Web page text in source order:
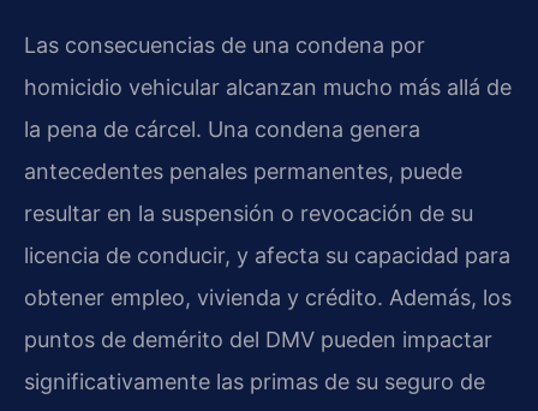
Las consecuencias de una condena por
homicidio vehicular alcanzan mucho más allá de
la pena de cárcel. Una condena genera
antecedentes penales permanentes, puede
resultar en la suspensión o revocación de su
licencia de conducir, y afecta su capacidad para
obtener empleo, vivienda y crédito. Además, los
puntos de demérito del DMV pueden impactar
significativamente las primas de su seguro de